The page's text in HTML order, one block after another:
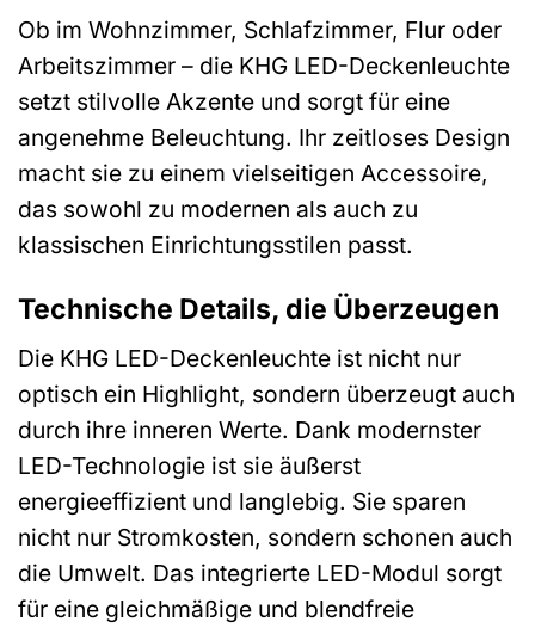
Ob im Wohnzimmer, Schlafzimmer, Flur oder
Arbeitszimmer – die KHG LED-Deckenleuchte
setzt stilvolle Akzente und sorgt für eine
angenehme Beleuchtung. Ihr zeitloses Design
macht sie zu einem vielseitigen Accessoire,
das sowohl zu modernen als auch zu
klassischen Einrichtungsstilen passt.
Technische Details, die Überzeugen
Die KHG LED-Deckenleuchte ist nicht nur
optisch ein Highlight, sondern überzeugt auch
durch ihre inneren Werte. Dank modernster
LED-Technologie ist sie äußerst
energieeffizient und langlebig. Sie sparen
nicht nur Stromkosten, sondern schonen auch
die Umwelt. Das integrierte LED-Modul sorgt
für eine gleichmäßige und blendfreie